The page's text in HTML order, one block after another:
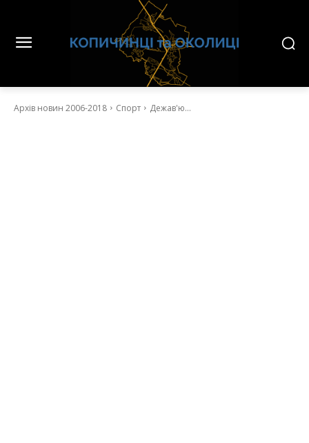
Архів новин 2006-2018 Спорт Дежав'ю...